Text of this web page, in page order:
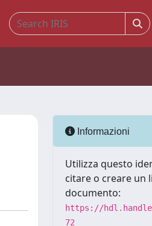
Informazioni
Utilizza questo
citare o creare un
documento:
https://
72